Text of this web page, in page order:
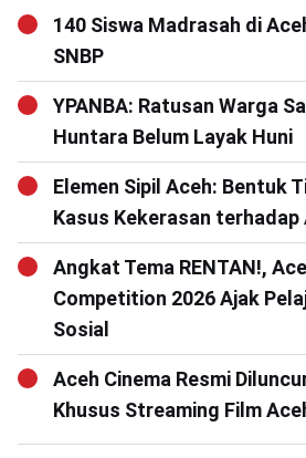
140 Siswa Madrasah di
SNBP
YPANBA: Ratusan Warga
Huntara Belum Layak Huni
Elemen Sipil Aceh: Bentuk
Kasus Kekerasan terhadap
Angkat Tema RENTAN!,
Competition 2026 Ajak
Sosial
Aceh Cinema Resmi
Khusus Streaming Film